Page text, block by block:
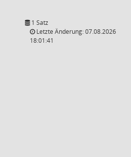
1 Satz
Letzte Änderung: 07.08.2026
18:01:41